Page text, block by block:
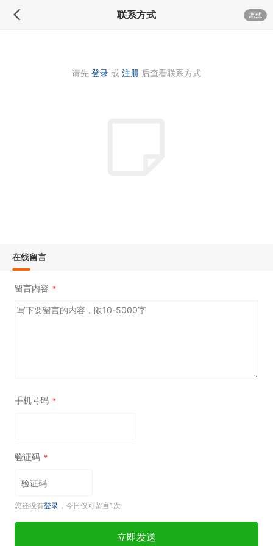
联系方式 离线
请先 登录 或 注册 后查看联系方式
在线留言
留言内容 *
手机号码 *
验证码 *
您还没有登录 ，今日仅可留言1次